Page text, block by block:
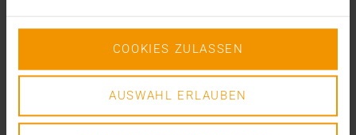
COOKIES ZULASSEN
AUSWAHL ERLAUBEN
Normes – Moteurs d’innovation ou
freins au développement ?